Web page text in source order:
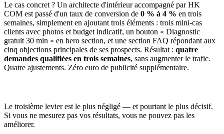
Le cas concret ? Un architecte d'intérieur accompagné par HK
COM est passé d'un taux de conversion de 0 % à 4 % en trois
semaines, simplement en ajoutant trois éléments : trois mini-cas
clients avec photos et budget indicatif, un bouton « Diagnostic
gratuit 30 min » en hero section, et une section FAQ répondant aux
cinq objections principales de ses prospects. Résultat : quatre
demandes qualifiées en trois semaines, sans augmenter le trafic.
Quatre ajustements. Zéro euro de publicité supplémentaire.
Le troisième levier est le plus négligé — et pourtant le plus décisif.
Si vous ne mesurez pas vos résultats, vous ne pouvez pas les
améliorer.